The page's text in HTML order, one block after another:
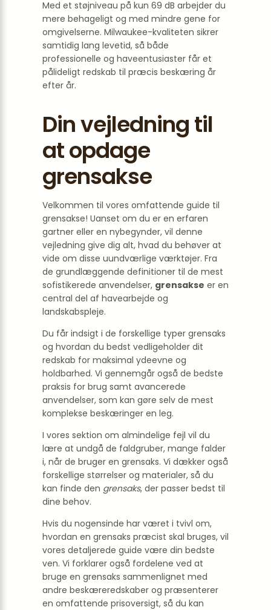
Med et støjniveau på kun 69 dB arbejder du
mere behageligt og med mindre gene for
omgivelserne. Milwaukee-kvaliteten sikrer
samtidig lang levetid, så både
professionelle og haveentusiaster får et
pålideligt redskab til præcis beskæring år
efter år.
Din vejledning til
at opdage
grensakse
Velkommen til vores omfattende guide til
grensakse! Uanset om du er en erfaren
gartner eller en nybegynder, vil denne
vejledning give dig alt, hvad du behøver at
vide om disse uundværlige værktøjer. Fra
de grundlæggende definitioner til de mest
sofistikerede anvendelser, grensakse er en
central del af havearbejde og
landskabspleje.
Du får indsigt i de forskellige typer grensaks
og hvordan du bedst vedligeholder dit
redskab for maksimal ydeevne og
holdbarhed. Vi gennemgår også de bedste
praksis for brug samt avancerede
anvendelser, som kan gøre selv de mest
komplekse beskæringer en leg.
I vores sektion om almindelige fejl vil du
lære at undgå de faldgruber, mange falder
i, når de bruger en grensaks. Vi dækker også
forskellige størrelser og materialer, så du
kan finde den grensaks, der passer bedst til
dine behov.
Hvis du nogensinde har været i tvivl om,
hvordan en grensaks præcist skal bruges, vil
vores detaljerede guide være din bedste
ven. Vi forklarer også fordelene ved at
bruge en grensaks sammenlignet med
andre beskæreredskaber og præsenterer
en omfattende prisoversigt, så du kan